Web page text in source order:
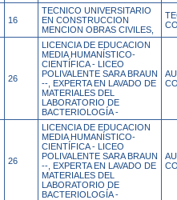
16
TECNICO UNIVERSITARIO
EN CONSTRUCCION
MENCION OBRAS CIVILES,
26
LICENCIA DE EDUCACION
MEDIA HUMANÍSTICO-
CIENTÍFICA - LICEO
POLIVALENTE SARA BRAUN
--, EXPERTA EN LAVADO DE
MATERIALES DEL
LABORATORIO DE
BACTERIOLOGÍA -
26
LICENCIA DE EDUCACION
MEDIA HUMANÍSTICO-
CIENTÍFICA - LICEO
POLIVALENTE SARA BRAUN
--, EXPERTA EN LAVADO DE
MATERIALES DEL
LABORATORIO DE
BACTERIOLOGÍA -